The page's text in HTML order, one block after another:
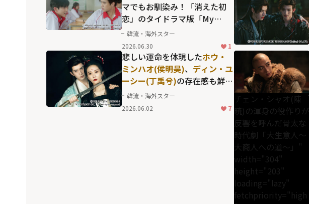
マでもお馴染み！「消えた初
恋」のタイドラマ版「My
Love Mix-Up!」で、
Gemini(ジェミナ
イ) ×Fourth(フォース)が体現
した"キュンの瞬間"
韓流・海外スター
2026.06.30
1
悲しい運命を体現したホウ・
ミンハオ(侯明昊)、 ディン・ユ
ーシー(丁禹兮)の存在感も鮮
烈！涙なくしては語れない"狐
妖小紅娘"こと「恋狐妖伝」シ
韓流・海外スター
2026.06.02
7
チェン・シャオ(陳
暁)の渾身の役作りが
反響を呼んだ骨太な
時代劇「大生意人～
大商人への道～」"
width="304"
height="203"
loading="lazy"
fetchpriority="high